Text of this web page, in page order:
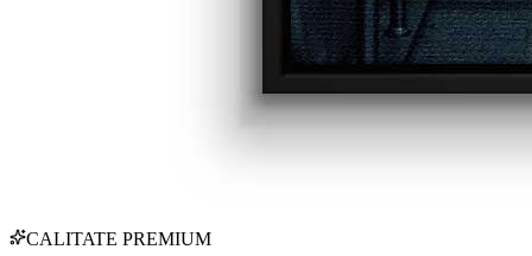
CALITATE PREMIUM